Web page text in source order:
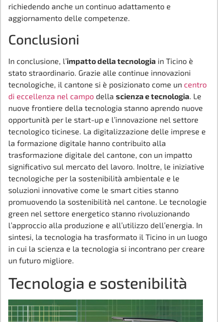
richiedendo anche un continuo adattamento e
aggiornamento delle competenze.
Conclusioni
In conclusione, l’impatto della tecnologia in Ticino è
stato straordinario. Grazie alle continue innovazioni
tecnologiche, il cantone si è posizionato come un centro
di eccellenza nel campo della scienza e tecnologia . Le
nuove frontiere della tecnologia stanno aprendo nuove
opportunità per le start-up e l’innovazione nel settore
tecnologico ticinese. La digitalizzazione delle imprese e
la formazione digitale hanno contribuito alla
trasformazione digitale del cantone, con un impatto
significativo sul mercato del lavoro. Inoltre, le iniziative
tecnologiche per la sostenibilità ambientale e le
soluzioni innovative come le smart cities stanno
promuovendo la sostenibilità nel cantone. Le tecnologie
green nel settore energetico stanno rivoluzionando
l’approccio alla produzione e all’utilizzo dell’energia. In
sintesi, la tecnologia ha trasformato il Ticino in un luogo
in cui la scienza e la tecnologia si incontrano per creare
un futuro migliore.
Tecnologia e sostenibilità